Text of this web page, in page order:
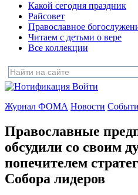
Какой сегодня праздник
Райсовет
Православное
Читаем с детьми о вере
Все коллекции
Войти
Журнал ФОМА Новости
Православные
обсудили со своим
попечителем
Собора лидеров